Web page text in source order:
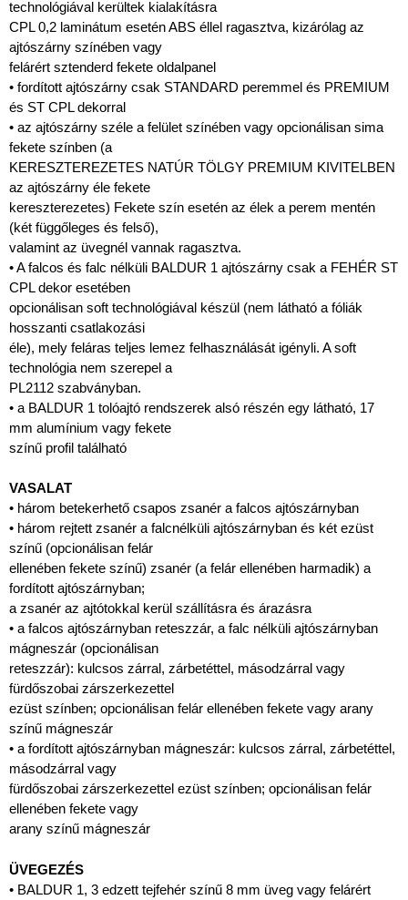
technológiával kerültek kialakításra
CPL 0,2 laminátum esetén ABS éllel ragasztva, kizárólag az
ajtószárny színében vagy
felárért sztenderd fekete oldalpanel
• fordított ajtószárny csak STANDARD peremmel és PREMIUM
és ST CPL dekorral
• az ajtószárny széle a felület színében vagy opcionálisan sima
fekete színben (a
KERESZTEREZETES NATÚR TÖLGY PREMIUM KIVITELBEN
az ajtószárny éle fekete
kereszterezetes) Fekete szín esetén az élek a perem mentén
(két függőleges és felső),
valamint az üvegnél vannak ragasztva.
• A falcos és falc nélküli BALDUR 1 ajtószárny csak a FEHÉR ST
CPL dekor esetében
opcionálisan soft technológiával készül (nem látható a fóliák
hosszanti csatlakozási
éle), mely feláras teljes lemez felhasználását igényli. A soft
technológia nem szerepel a
PL2112 szabványban.
• a BALDUR 1 tolóajtó rendszerek alsó részén egy látható, 17
mm alumínium vagy fekete
színű profil található
VASALAT
• három betekerhető csapos zsanér a falcos ajtószárnyban
• három rejtett zsanér a falcnélküli ajtószárnyban és két ezüst
színű (opcionálisan felár
ellenében fekete színű) zsanér (a felár ellenében harmadik) a
fordított ajtószárnyban;
a zsanér az ajtótokkal kerül szállításra és árazásra
• a falcos ajtószárnyban reteszzár, a falc nélküli ajtószárnyban
mágneszár (opcionálisan
reteszzár): kulcsos zárral, zárbetéttel, másodzárral vagy
fürdőszobai zárszerkezettel
ezüst színben; opcionálisan felár ellenében fekete vagy arany
színű mágneszár
• a fordított ajtószárnyban mágneszár: kulcsos zárral, zárbetéttel,
másodzárral vagy
fürdőszobai zárszerkezettel ezüst színben; opcionálisan felár
ellenében fekete vagy
arany színű mágneszár
ÜVEGEZÉS
• BALDUR 1, 3 edzett tejfehér színű 8 mm üveg vagy felárért